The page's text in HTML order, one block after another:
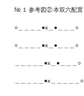
№ １ 参考図② 本双六配置
○＿＿＿＿●x＿●＿＿＿○
○＿＿＿＿●x＿●＿＿＿○
＿＿＿＿＿●x＿●＿＿＿○
＿＿＿＿＿●x＿＿＿＿＿○